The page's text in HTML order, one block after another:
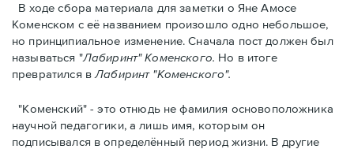
В ходе сбора материалa для заметки о Яне Амосе
Коменском с её названием произошло одно небольшое,
но принципиальное изменение. Сначала пост должен был
называться "Лабиринт" Коменского. Но в итоге
превратился вЛабиринт "Коменского".
"Коменский" - это отнюдь не фамилия основоположника
научной педагогики, а лишь имя, которым он
подписывался в определённый период жизни. В другие